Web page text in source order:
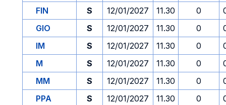
FIN
S 12/01/2027 11.30 0
GIO
S 12/01/2027 11.30 0
IM
S 12/01/2027 11.30 0
M
S 12/01/2027 11.30 0
MM
S 12/01/2027 11.30 0
PPA
S 12/01/2027 11.30 0